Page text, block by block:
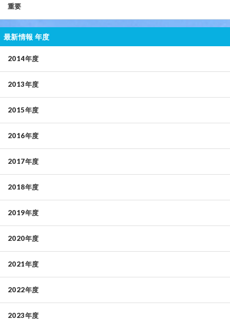
重要
最新情報 年度
2014年度
2013年度
2015年度
2016年度
2017年度
2018年度
2019年度
2020年度
2021年度
2022年度
2023年度